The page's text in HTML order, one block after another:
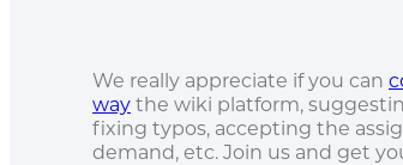
We really appreciate if you can
way the wiki platform,
fixing typos, accepting the
demand, etc. Join us and get